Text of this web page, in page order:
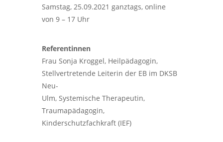
Samstag, 25.09.2021 ganztags, online
von 9 – 17 Uhr
Referentinnen
Frau Sonja Kroggel, Heilpädagogin,
Stellvertretende Leiterin der EB im DKSB
Neu-
Ulm, Systemische Therapeutin,
Traumapädagogin,
Kinderschutzfachkraft (IEF)